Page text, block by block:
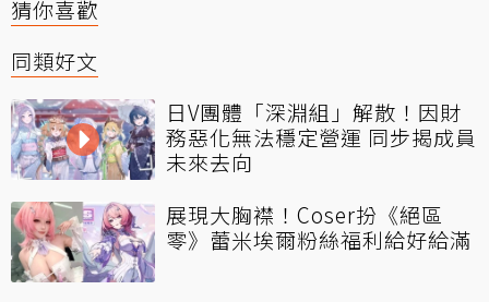
猜你喜歡
同類好文
日V團體「深淵組」解散！因財
務惡化無法穩定營運 同步揭成員
未來去向
展現大胸襟！Coser扮《絕區
零》蕾米埃爾粉絲福利給好給滿